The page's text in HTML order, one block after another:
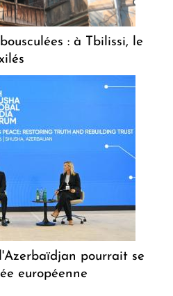
: à Tbilissi, le
pourrait se
européenne